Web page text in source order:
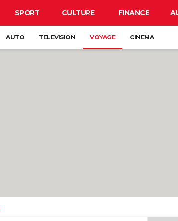
SPORT CULTURE FINANCE
AUTO TELEVISION VOYAGE CINEMA